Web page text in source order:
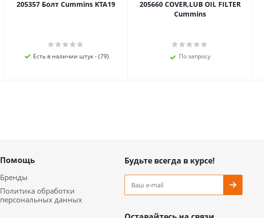
205357 Болт Cummins KTA19
Есть в наличии штук - (79)
205660 COVER,LUB OIL FILTER
Cummins
По запросу
Помощь
Бренды
Политика обработки
персональных данных
Будьте всегда в курсе!